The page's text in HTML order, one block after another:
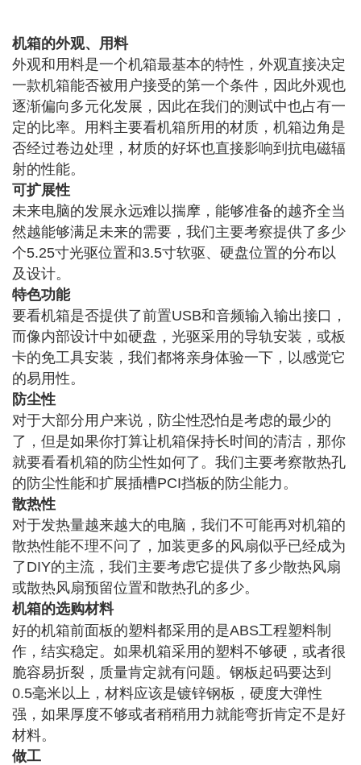
机箱的外观、用料
外观和用料是一个机箱最基本的特性，外观直接决定
一款机箱能否被用户接受的第一个条件，因此外观也
逐渐偏向多元化发展，因此在我们的测试中也占有一
定的比率。用料主要看机箱所用的材质，机箱边角是
否经过卷边处理，材质的好坏也直接影响到抗电磁辐
射的性能。
可扩展性
未来电脑的发展永远难以揣摩，能够准备的越齐全当
然越能够满足未来的需要，我们主要考察提供了多少
个5.25寸光驱位置和3.5寸软驱、硬盘位置的分布以
及设计。
特色功能
要看机箱是否提供了前置USB和音频输入输出接口，
而像内部设计中如硬盘，光驱采用的导轨安装，或板
卡的免工具安装，我们都将亲身体验一下，以感觉它
的易用性。
防尘性
对于大部分用户来说，防尘性恐怕是考虑的最少的
了，但是如果你打算让机箱保持长时间的清洁，那你
就要看看机箱的防尘性如何了。我们主要考察散热孔
的防尘性能和扩展插槽PCI挡板的防尘能力。
散热性
对于发热量越来越大的电脑，我们不可能再对机箱的
散热性能不理不问了，加装更多的风扇似乎已经成为
了DIY的主流，我们主要考虑它提供了多少散热风扇
或散热风扇预留位置和散热孔的多少。
机箱的选购材料
好的机箱前面板的塑料都采用的是ABS工程塑料制
作，结实稳定。如果机箱采用的塑料不够硬，或者很
脆容易折裂，质量肯定就有问题。钢板起码要达到
0.5毫米以上，材料应该是镀锌钢板 ，硬度大弹性
强，如果厚度不够或者稍稍用力就能弯折肯定不是好
材料。
做工